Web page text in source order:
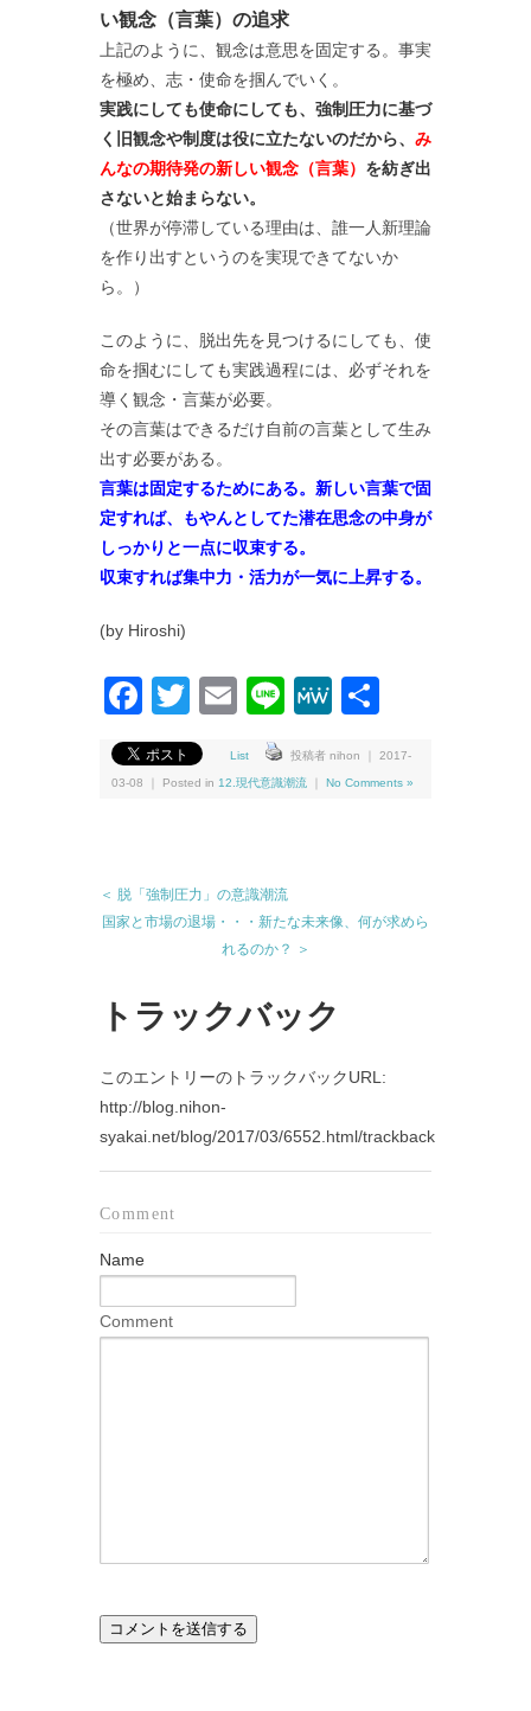
い観念（言葉）の追求
上記のように、観念は意思を固定する。事実
を極め、志・使命を掴んでいく。
実践にしても使命にしても、強制圧力に基づ
く旧観念や制度は役に立たないのだから、 み
んなの期待発の新しい観念（言葉） を紡ぎ出
さないと始まらない。
（世界が停滞している理由は、誰一人新理論
を作り出すというのを実現できてないか
ら。）
このように、脱出先を見つけるにしても、使
命を掴むにしても実践過程には、必ずそれを
導く観念・言葉が必要。
その言葉はできるだけ自前の言葉として生み
出す必要がある。
言葉は固定するためにある。新しい言葉で固
定すれば、もやんとしてた潜在思念の中身が
しっかりと一点に収束する。
収束すれば集中力・活力が一気に上昇する。
(by Hiroshi)
Facebook
Twitter
EmailLineMeWe
List 投稿者 nihon ｜ 2017-
03-08 ｜ Posted in 12.現代意識潮流 No Comments »
＜ 脱「強制圧力」の意識潮流
国家と市場の退場・・・新たな未来像、何が求めら
れるのか？ ＞
トラックバック
このエントリーのトラックバックURL:
http://blog.nihon-
syakai.net/blog/2017/03/6552.html/trackback
Comment
Name
Comment